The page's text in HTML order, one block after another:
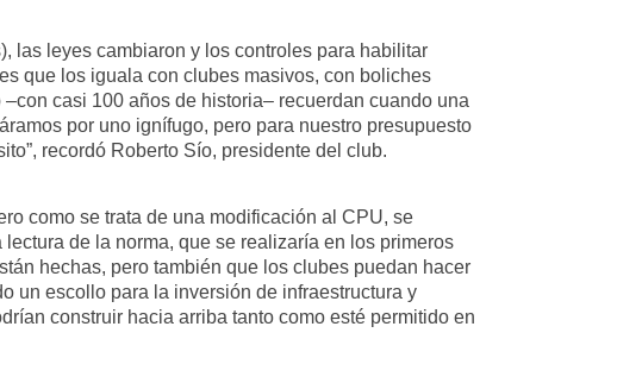
las leyes cambiaron y los controles para habilitar
que los iguala con clubes masivos, con boliches
casi 100 años de historia– recuerdan cuando una
por uno ignífugo, pero para nuestro presupuesto
recordó Roberto Sío, presidente del club.
como se trata de una modificación al CPU, se
de la norma, que se realizaría en los primeros
hechas, pero también que los clubes puedan hacer
un escollo para la inversión de infraestructura y
construir hacia arriba tanto como esté permitido en